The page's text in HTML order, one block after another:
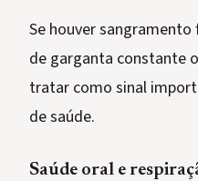
Se houver
de garganta constante
tratar como sinal
de saúde.
Saúde oral e